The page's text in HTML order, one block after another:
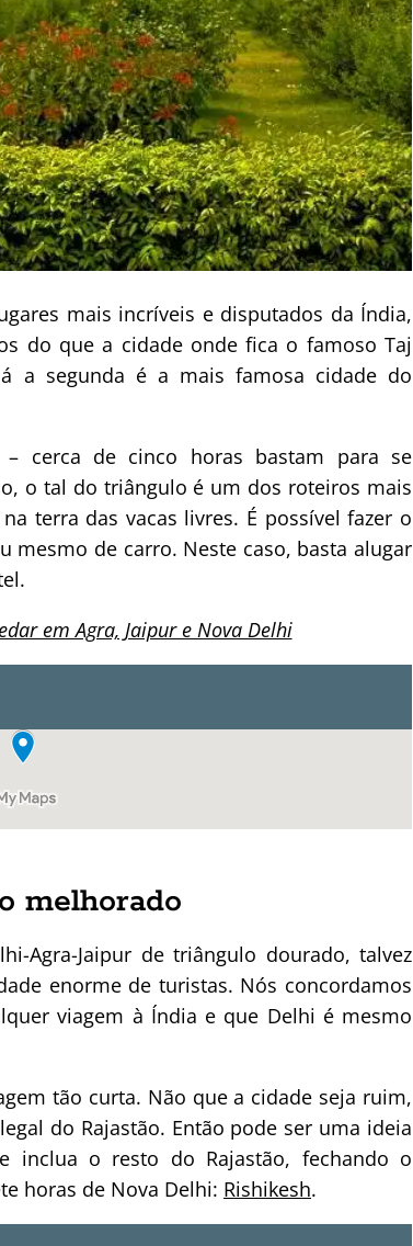
mais incríveis e disputados da Índia,
do que a cidade onde fica o famoso Taj
a segunda é a mais famosa cidade do
cerca de cinco horas bastam para se
o tal do triângulo é um dos roteiros mais
terra das vacas livres. É possível fazer o
mesmo de carro. Neste caso, basta alugar
em Agra, Jaipur e Nova Delhi
melhorado
Agra-Jaipur de triângulo dourado, talvez
enorme de turistas. Nós concordamos
viagem à Índia e que Delhi é mesmo
tão curta. Não que a cidade seja ruim,
do Rajastão. Então pode ser uma ideia
inclua o resto do Rajastão, fechando o
horas de Nova Delhi: Rishikesh.